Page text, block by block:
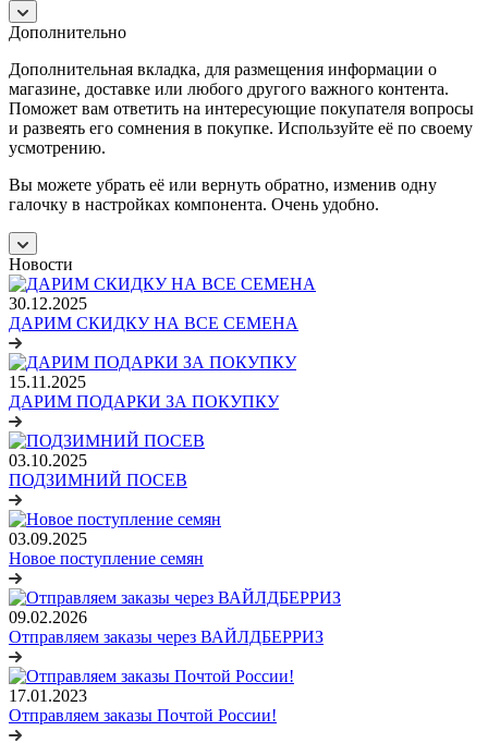
Дополнительно
Дополнительная вкладка, для размещения информации о
магазине, доставке или любого другого важного контента.
Поможет вам ответить на интересующие покупателя вопросы
и развеять его сомнения в покупке. Используйте её по своему
усмотрению.
Вы можете убрать её или вернуть обратно, изменив одну
галочку в настройках компонента. Очень удобно.
Новости
30.12.2025
ДАРИМ СКИДКУ НА ВСЕ СЕМЕНА
15.11.2025
ДАРИМ ПОДАРКИ ЗА ПОКУПКУ
03.10.2025
ПОДЗИМНИЙ ПОСЕВ
03.09.2025
Новое поступление семян
09.02.2026
Отправляем заказы через ВАЙЛДБЕРРИЗ
17.01.2023
Отправляем заказы Почтой России!